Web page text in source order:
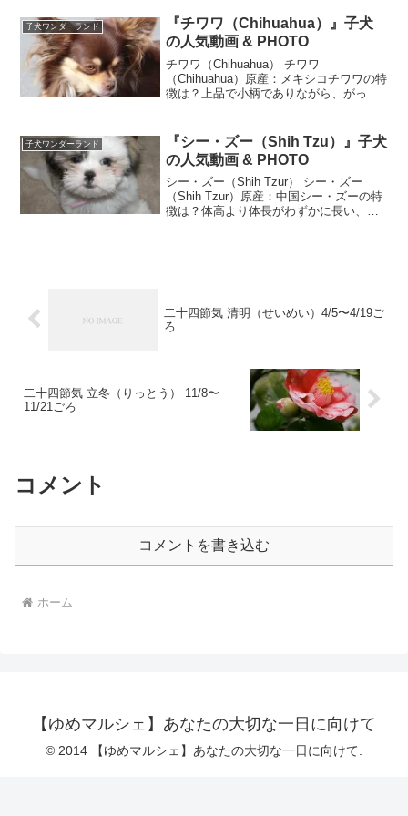
子犬ワンダーランド
『チワワ（Chihuahua）』子犬
の人気動画 & PHOTO
チワワ（Chihuahua） チワワ
（Chihuahua）原産：メキシコチワワの特
徴は？上品で小柄でありながら、がっし
ありませんが、すばやく、勢いのある軽
快な動きをしま...
子犬ワンダーランド
『シー・ズー（Shih Tzu）』子犬
の人気動画 & PHOTO
シー・ズー（Shih Tzur） シー・ズー
（Shih Tzur）原産：中国シー・ズーの特
徴は？体高より体長がわずかに長い、頑
二十四節気 清明（せいめい）4/5〜4/19ご
ろ
二十四節気 立冬（りっとう） 11/8〜
11/21ごろ
コメント
コメントを書き込む
ホーム
【ゆめマルシェ】あなたの大切な一日に向けて
© 2014 【ゆめマルシェ】あなたの大切な一日に向けて.